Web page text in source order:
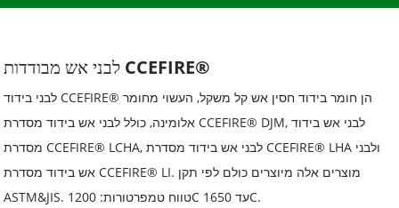
לבני אש מבודדות CCEFIRE®
לבני בידוד CCEFIRE® הן חומר בידוד חסין אש קל משקל, העשוי מחומר
אלומינה, כולל לבני אש בידוד מסדרת CCEFIRE® DJM, לבני אש בידוד
מסדרת CCEFIRE® LCHA, לבני אש בידוד מסדרת CCEFIRE® LHA ולבני
אש בידוד מסדרת CCEFIRE® LI. מוצרים אלה מיוצרים כולם לפי תקן
ASTM&JIS. טווח טמפרטורות: 1200C עד 1650C.